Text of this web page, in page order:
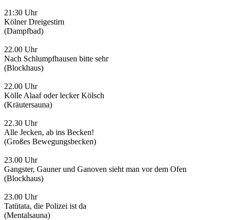
21:30 Uhr
Kölner Dreigestirn
(Dampfbad)
22.00 Uhr
Nach Schlumpfhausen bitte sehr
(Blockhaus)
22.00 Uhr
Kölle Alaaf oder lecker Kölsch
(Kräutersauna)
22.30 Uhr
Alle Jecken, ab ins Becken!
(Großes Bewegungsbecken)
23.00 Uhr
Gangster, Gauner und Ganoven sieht man vor dem Ofen
(Blockhaus)
23.00 Uhr
Tatütata, die Polizei ist da
(Mentalsauna)